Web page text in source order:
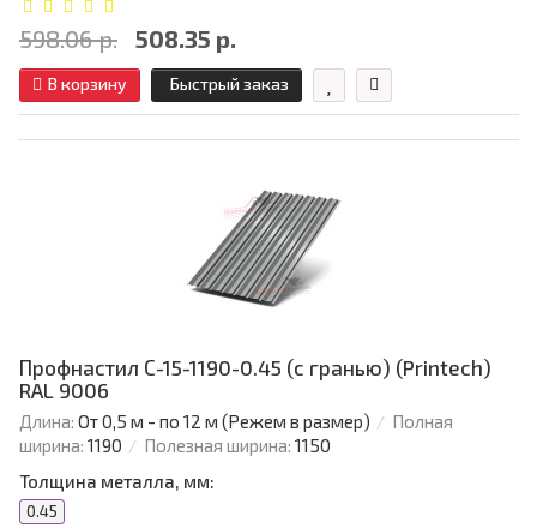
598.06 р. 508.35 р.
В корзину Быстрый заказ
Профнастил С-15-1190-0.45 (с гранью) (Printech)
RAL 9006
Длина: От 0,5 м - по 12 м (Режем в размер)
Полная
ширина: 1190 Полезная ширина: 1150
Толщина металла, мм:
0.45